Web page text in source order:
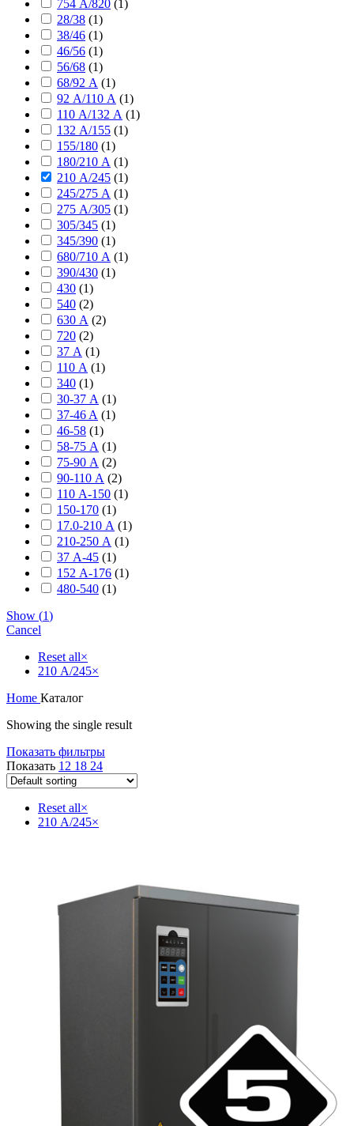
754 А/820 (1 )
28/38 (1)
38/46 (1)
46/56 (1)
56/68 (1)
68/92 А (1)
92 А/110 А (1)
110 А/132 А (1)
132 А/155 (1)
155/180 (1)
180/210 А (1)
210 А/245 (1)
245/275 А (1)
275 А/305 (1)
305/345 (1)
345/390 (1)
680/710 А (1)
390/430 (1)
430 (1)
540 (2)
630 А (2)
720 (2)
37 А (1)
110 А (1)
340 (1)
30-37 А (1)
37-46 A (1)
46-58 (1)
58-75 А (1)
75-90 А (2)
90-110 А (2)
110 А-150 (1)
150-170 (1)
17.0-210 А (1)
210-250 А (1)
37 А-45 (1)
152 А-176 (1)
480-540 (1)
Show (1)
Cancel
Reset all×
210 А/245×
Home Каталог
Showing the single result
Показать фильтры
Показать 12 18 24
Reset all×
210 А/245×